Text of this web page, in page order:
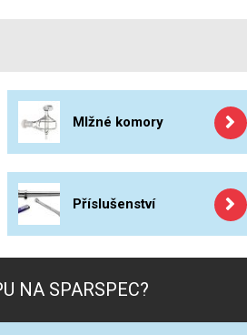
Mlžné komory
Příslušenství
NA SPARSPEC?